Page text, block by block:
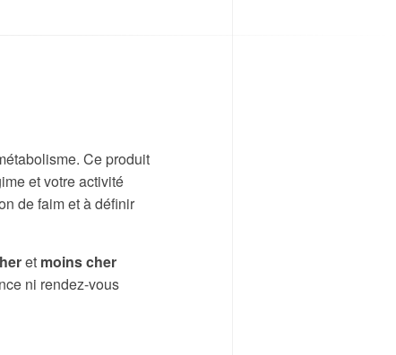
Ce produit
et votre activité
de faim et à définir
et moins cher
ni rendez-vous